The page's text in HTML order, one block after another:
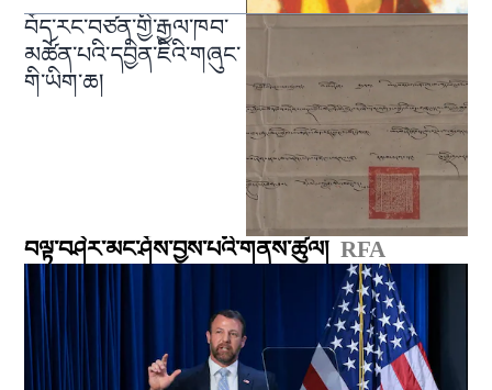
བོད་རང་བཙན་གྱི་རྒྱལ་ཁབ་
མཚོན་པའི་དབྱིན་ཇིའི་གཞུང་
གི་ཡིག་ཆ།
བལྟ་བཤེར་མང་ཤོས་བྱས་པའི་གནས་ཚུལ། RFA